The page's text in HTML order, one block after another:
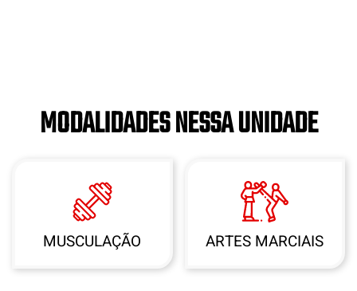
MODALIDADES NESSA UNIDADE
MUSCULAÇÃO ARTES MARCIAIS